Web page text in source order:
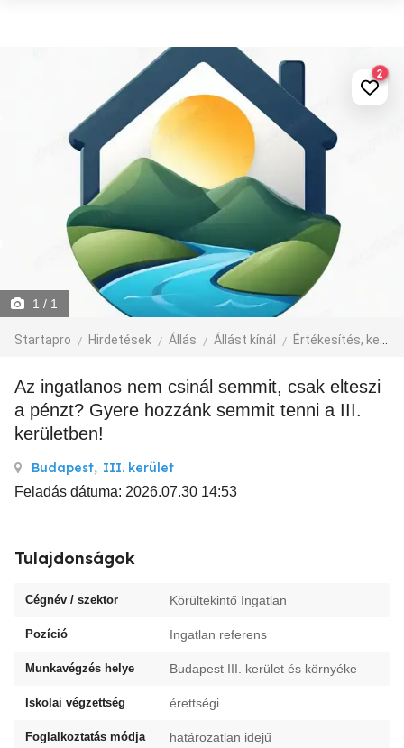
1 / 1
Startapro Hirdetések Állás Állást kínál Értékesítés, kereskedelem, üzlet
2
Az ingatlanos nem csinál semmit, csak elteszi
a pénzt? Gyere hozzánk semmit tenni a III.
kerületben!
Budapest, III. kerület
Feladás dátuma: 2026.07.30 14:53
Tulajdonságok
Cégnév / szektor Körültekintő Ingatlan
Pozíció Ingatlan referens
Munkavégzés helye Budapest III. kerület és környéke
Iskolai végzettség érettségi
Foglalkoztatás módja határozatlan idejű